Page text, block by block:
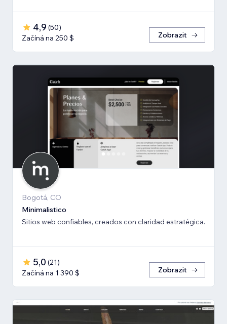
4,9 (50)
Začíná na 250 $
Zobrazit
Bogotá, CO
Minimalistico
Sitios web confiables, creados con claridad estratégica.
5,0 (21)
Začíná na 1 390 $
Zobrazit